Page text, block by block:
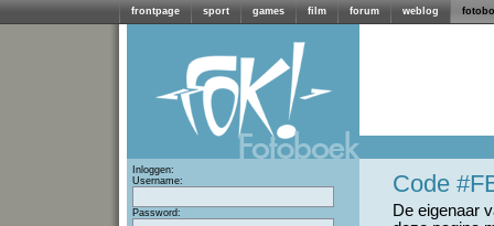
frontpage sport games film forum weblog
Inloggen:
Username:
Password:
Code
De eigenaar